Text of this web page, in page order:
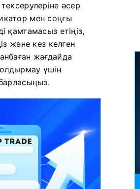
әсер
мен соңғы
қамтамасыз етіңіз,
және кез келген
жағдайда
үшін